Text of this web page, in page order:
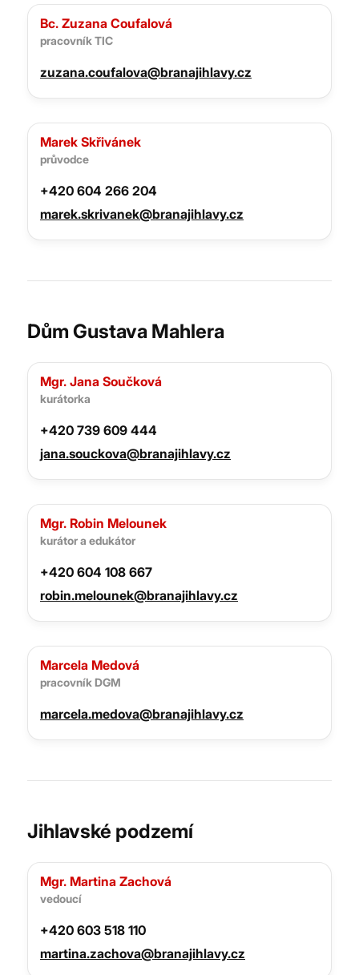
Bc. Zuzana Coufalová
pracovník TIC
zuzana.coufalova@branajihlavy.cz
Marek Skřivánek
průvodce
+420 604 266 204
marek.skrivanek@branajihlavy.cz
Dům Gustava Mahlera
Mgr. Jana Součková
kurátorka
+420 739 609 444
jana.souckova@branajihlavy.cz
Mgr. Robin Melounek
kurátor a edukátor
+420 604 108 667
robin.melounek@branajihlavy.cz
Marcela Medová
pracovník DGM
marcela.medova@branajihlavy.cz
Jihlavské podzemí
Mgr. Martina Zachová
vedoucí
+420 603 518 110
martina.zachova@branajihlavy.cz